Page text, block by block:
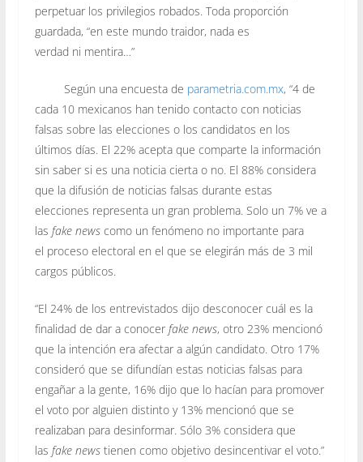
perpetuar los privilegios robados. Toda proporción
guardada, “en este mundo traidor, nada es
verdad ni mentira…”
Según una encuesta de parametria.com.mx, “4 de
cada 10 mexicanos han tenido contacto con noticias
falsas sobre las elecciones o los candidatos en los
últimos días. El 22% acepta que comparte la información
sin saber si es una noticia cierta o no. El 88% considera
que la difusión de noticias falsas durante estas
elecciones representa un gran problema. Solo un 7% ve a
las fake newscomo un fenómeno no importante para
el proceso electoral en el que se elegirán más de 3 mil
cargos públicos.
“El 24% de los entrevistados dijo desconocer cuál es la
finalidad de dar a conocer fake news, otro 23% mencionó
que la intención era afectar a algún candidato. Otro 17%
consideró que se difundían estas noticias falsas para
engañar a la gente, 16% dijo que lo hacían para promover
el voto por alguien distinto y 13% mencionó que se
realizaban para desinformar. Sólo 3% considera que
las fake newstienen como objetivo desincentivar el voto.”